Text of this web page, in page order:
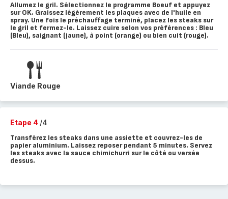
Allumez le gril. Sélectionnez le programme Boeuf et appuyez
sur OK. Graissez légèrement les plaques avec de l'huile en
spray. Une fois le préchauffage terminé, placez les steaks sur
le gril et fermez-le. Laissez cuire selon vos préférences : Bleu
(Bleu), saignant (jaune), à point (orange) ou bien cuit (rouge).
Viande Rouge
Etape 4 /4
Transférez les steaks dans une assiette et couvrez-les de
papier aluminium. Laissez reposer pendant 5 minutes. Servez
les steaks avec la sauce chimichurri sur le côté ou versée
dessus.